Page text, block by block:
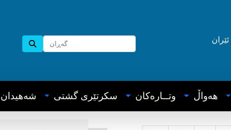
ئێران
هه‌واڵ وتــاره‌کان سکرتێری گشتی شه‌هیدان